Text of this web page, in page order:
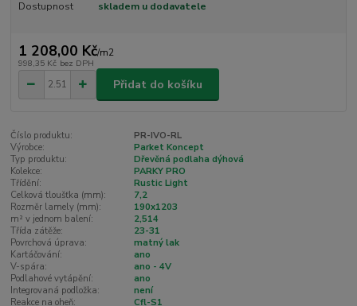
Dostupnost skladem u dodavatele
1 208,00 Kč/m2
998,35 Kč bez DPH
Přidat do košíku
Číslo produktu:
PR-IVO-RL
Výrobce:
Parket Koncept
Typ produktu:
Dřevěná podlaha dýhová
Kolekce:
PARKY PRO
Třídění:
Rustic Light
Celková tloušťka (mm):
7,2
Rozměr lamely (mm):
190x1203
m² v jednom balení:
2,514
Třída zátěže:
23-31
Povrchová úprava:
matný lak
Kartáčování:
ano
V-spára:
ano - 4V
Podlahové vytápění:
ano
Integrovaná podložka:
není
Reakce na oheň:
Cfl-S1